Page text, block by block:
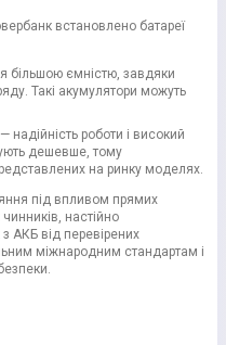
встановлено батареї
більшою ємністю, завдяки
Такі акумулятори можуть
надійність роботи і високий
дешевше, тому
на ринку моделях.
під впливом прямих
настійно
АКБ від перевірених
міжнародним стандартам і